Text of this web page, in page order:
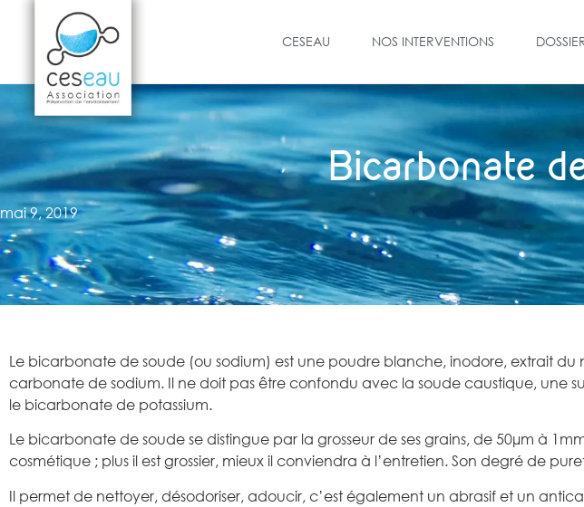
CESEAU NOS INTERVENTIONS
Bicarbonate
mai 9, 2019
Le bicarbonate de soude (ou sodium) est une poudre blanche, inodore, extrait du
carbonate de sodium. Il ne doit pas être confondu avec la soude caustique, une
le bicarbonate de potassium.
Le bicarbonate de soude se distingue par la grosseur de ses grains, de 50µm à
cosmétique ; plus il est grossier, mieux il conviendra à l’entretien. Son degré de
Il permet de nettoyer, désodoriser, adoucir, c’est également un abrasif et un